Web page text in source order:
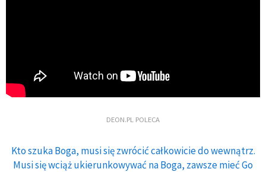
DEON.PL POLECA
Kto szuka Boga, musi się zwrócić całkowicie do wewnątrz.
Musi się wciąż ukierunkowywać na Boga, zawsze mieć Go